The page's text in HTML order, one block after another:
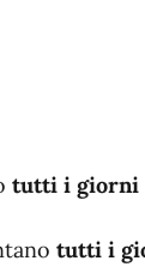
tutti i giorni
tutti i